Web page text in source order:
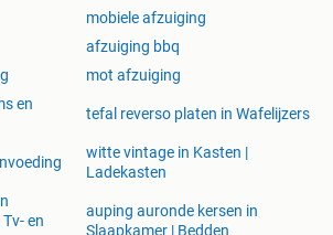
mobiele afzuiging
afzuiging bbq
mot afzuiging
en
tefal reverso platen in Wafelijzers
witte vintage in Kasten |
Ladekasten
en
auping auronde kersen in
Slaapkamer | Bedden